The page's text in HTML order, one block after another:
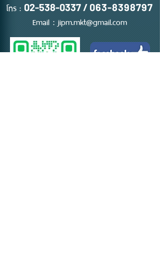
โทร : 02-538-0337 / 063-8398797
Email : jipm.mkt@gmail.com